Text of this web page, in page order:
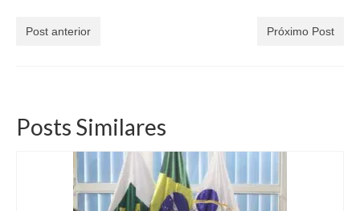
Post anterior Próximo Post
Posts Similares